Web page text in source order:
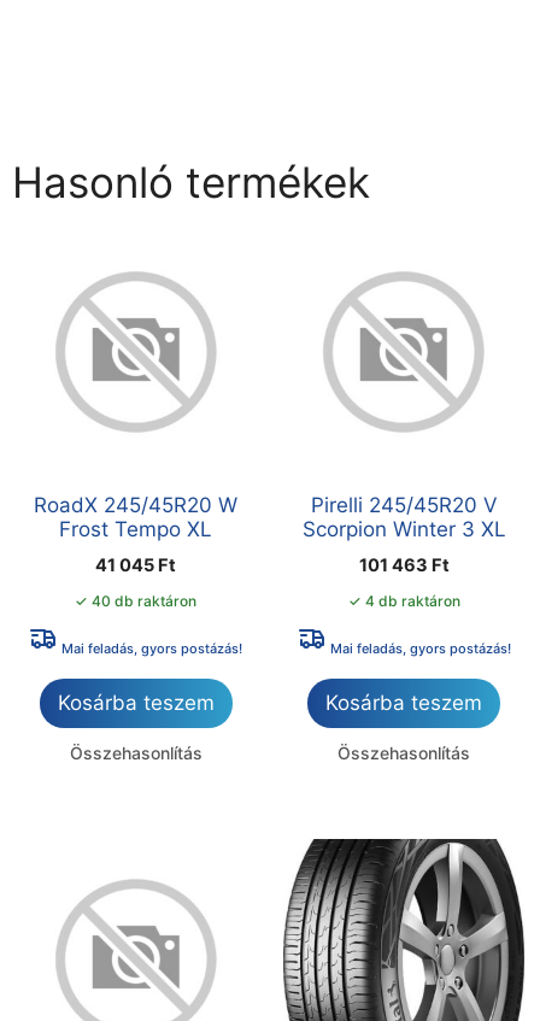
Hasonló termékek
RoadX 245/45R20 W
Frost Tempo XL
41 045 Ft
✓ 40 db raktáron
Mai feladás, gyors postázás!
Kosárba teszem
Összehasonlítás
Pirelli 245/45R20 V
Scorpion Winter 3 XL
101 463 Ft
✓ 4 db raktáron
Mai feladás, gyors postázás!
Kosárba teszem
Összehasonlítás